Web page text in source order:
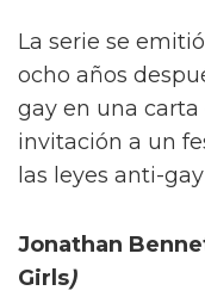
La serie se
ocho años
gay en una
invitación a un
las leyes anti-
Jonathan
Girls)